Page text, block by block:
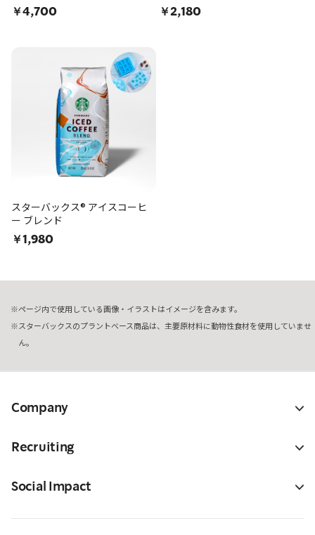
￥4,700 ￥2,180
スターバックス® アイスコーヒ
ー ブレンド
￥1,980
ページ内で使用している画像・イラストはイメージを含みます。
スターバックスのプラントベース商品は、主要原材料に動物性食材を使用していませ
ん。
Company
Recruiting
Social Impact